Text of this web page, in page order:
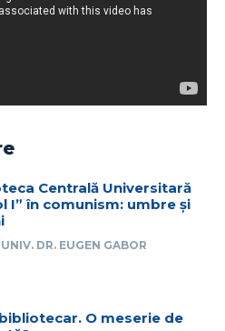
Centrală Universitară
I” în comunism: umbre și
DR. EUGEN GABOR
O meserie de